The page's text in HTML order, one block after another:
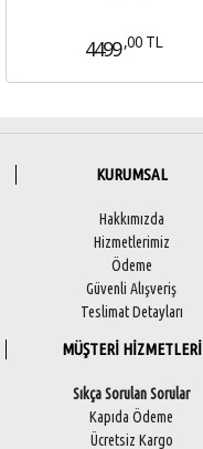
4499 ,00 TL
KURUMSAL
Hakkımızda
Hizmetlerimiz
Ödeme
Güvenli Alışveriş
Teslimat Detayları
MÜŞTERİ HİZMETLERİ
Sıkça Sorulan Sorular
Kapıda Ödeme
Ücretsiz Kargo